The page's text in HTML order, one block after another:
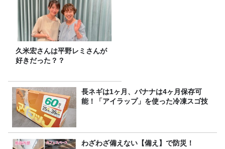
久米宏さんは平野レミさんが
好きだった？？
長ネギは1ヶ月、バナナは4ヶ月保存可
能！「アイラップ」を使った冷凍スゴ技
わざわざ備えない【備え】で防災！